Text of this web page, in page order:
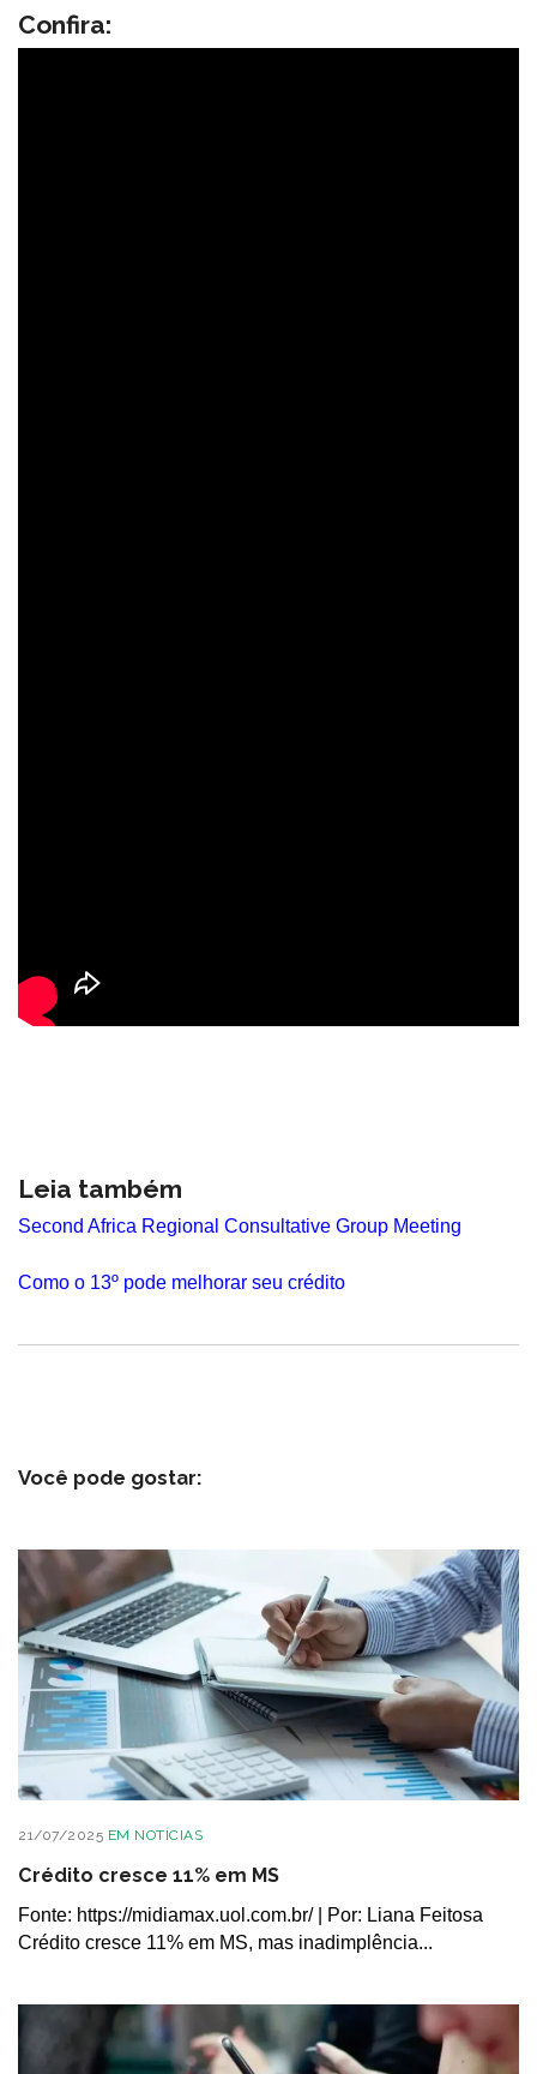
Confira:
Leia também
Second Africa Regional Consultative Group Meeting
Como o 13º pode melhorar seu crédito
Você pode gostar:
21/07/2025 EM NOTÍCIAS
Crédito cresce 11% em MS
Fonte: https://midiamax.uol.com.br/ | Por: Liana Feitosa
Crédito cresce 11% em MS, mas inadimplência...